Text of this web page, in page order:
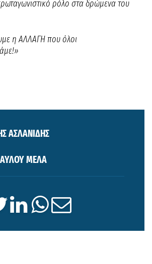
ρόλο στα δρώμενα του
η ΑΛΛΑΓΗ που όλοι
ΑΣΛΑΝΙΔΗΣ
ΜΕΛΑ